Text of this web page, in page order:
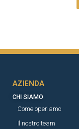
AZIENDA
CHI SIAMO
Come operiamo
Il nostro team